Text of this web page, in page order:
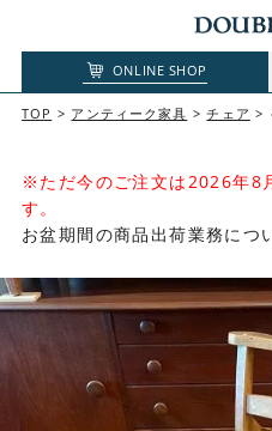
ONLINE SHOP
TOP アンティーク家具 チェア
※ただ今のご注文は2026年8
す。
お盆期間の商品出荷業務につ